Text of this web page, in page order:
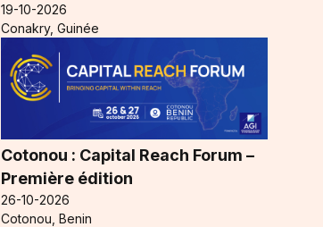
19-10-2026
Conakry, Guinée
Cotonou : Capital Reach Forum –
Première édition
26-10-2026
Cotonou, Benin